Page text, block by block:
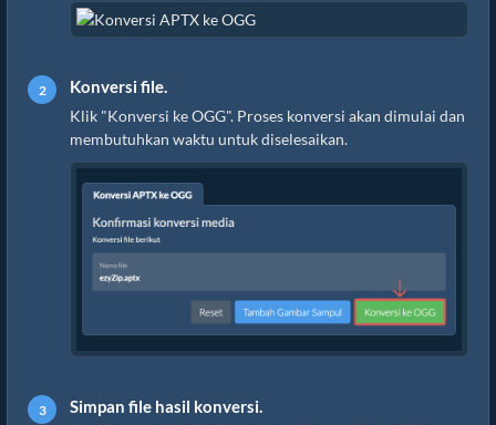
Konversi file.
Klik "Konversi ke OGG". Proses konversi akan dimulai dan
membutuhkan waktu untuk diselesaikan.
Simpan file hasil konversi.